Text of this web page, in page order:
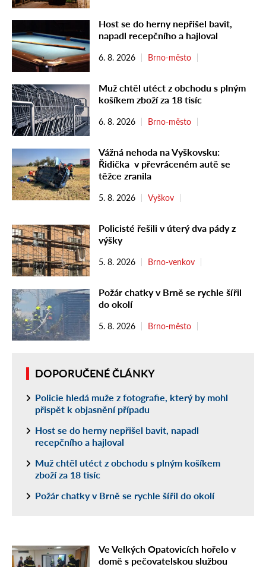
Host se do herny nepřišel bavit,
napadl recepčního a hajloval
6. 8. 2026 Brno-město
Muž chtěl utéct z obchodu s plným
košíkem zboží za 18 tisíc
6. 8. 2026 Brno-město
Vážná nehoda na Vyškovsku:
Řidička v převráceném autě se
těžce zranila
5. 8. 2026 Vyškov
Policisté řešili v úterý dva pády z
výšky
5. 8. 2026 Brno-venkov
Požár chatky v Brně se rychle šířil
do okolí
5. 8. 2026 Brno-město
DOPORUČENÉ ČLÁNKY
Policie hledá muže z fotografie, který by mohl
přispět k objasnění případu
Host se do herny nepřišel bavit, napadl
recepčního a hajloval
Muž chtěl utéct z obchodu s plným košíkem
zboží za 18 tisíc
Požár chatky v Brně se rychle šířil do okolí
Ve Velkých Opatovicích hořelo v
domě s pečovatelskou službou